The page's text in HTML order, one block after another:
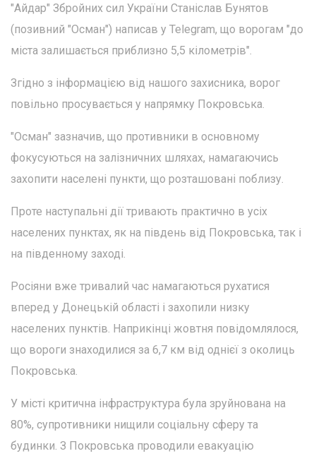
"Айдар" Збройних сил України Станіслав Бунятов
(позивний "Осман") написав у Telegram, що ворогам "до
міста залишається приблизно 5,5 кілометрів".
Згідно з інформацією від нашого захисника, ворог
повільно просувається у напрямку Покровська.
"Осман" зазначив, що противники в основному
фокусуються на залізничних шляхах, намагаючись
захопити населені пункти, що розташовані поблизу.
Проте наступальні дії тривають практично в усіх
населених пунктах, як на південь від Покровська, так і
на південному заході.
Росіяни вже тривалий час намагаються рухатися
вперед у Донецькій області і захопили низку
населених пунктів. Наприкінці жовтня повідомлялося,
що вороги знаходилися за 6,7 км від однієї з околиць
Покровська.
У місті критична інфраструктура була зруйнована на
80%, супротивники нищили соціальну сферу та
будинки. З Покровська проводили евакуацію